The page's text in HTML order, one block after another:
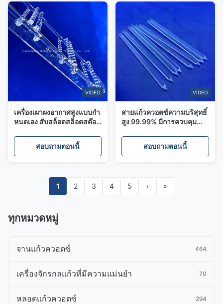
VIDEO
เครื่องเผาผงอากาศสูงแบบกํา
หนดเอง สับสล็อตสล็อตสต๊อป
สล็อตสล็อตสล็อตสล็อตสล็อต
สอบถามตอนนี้
VIDEO
สายแก้วควอตซ์ความบริสุทธิ์
สูง 99.99% มีการควบคุม
มม และมีสารประกอบ OH
ต่ําสําหรับการใช้งานแม่นยํา
สอบถามตอนนี้
1 2 3 4 5 › »
ทุกหมวดหมู่
จานแก้วควอตซ์ 464
เครื่องจักรกลแก้วที่มีความแม่นยำ 70
หลอดแก้วควอตซ์ 294